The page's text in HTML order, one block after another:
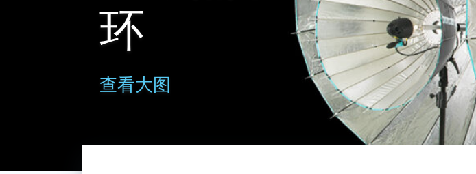
环
查看大图